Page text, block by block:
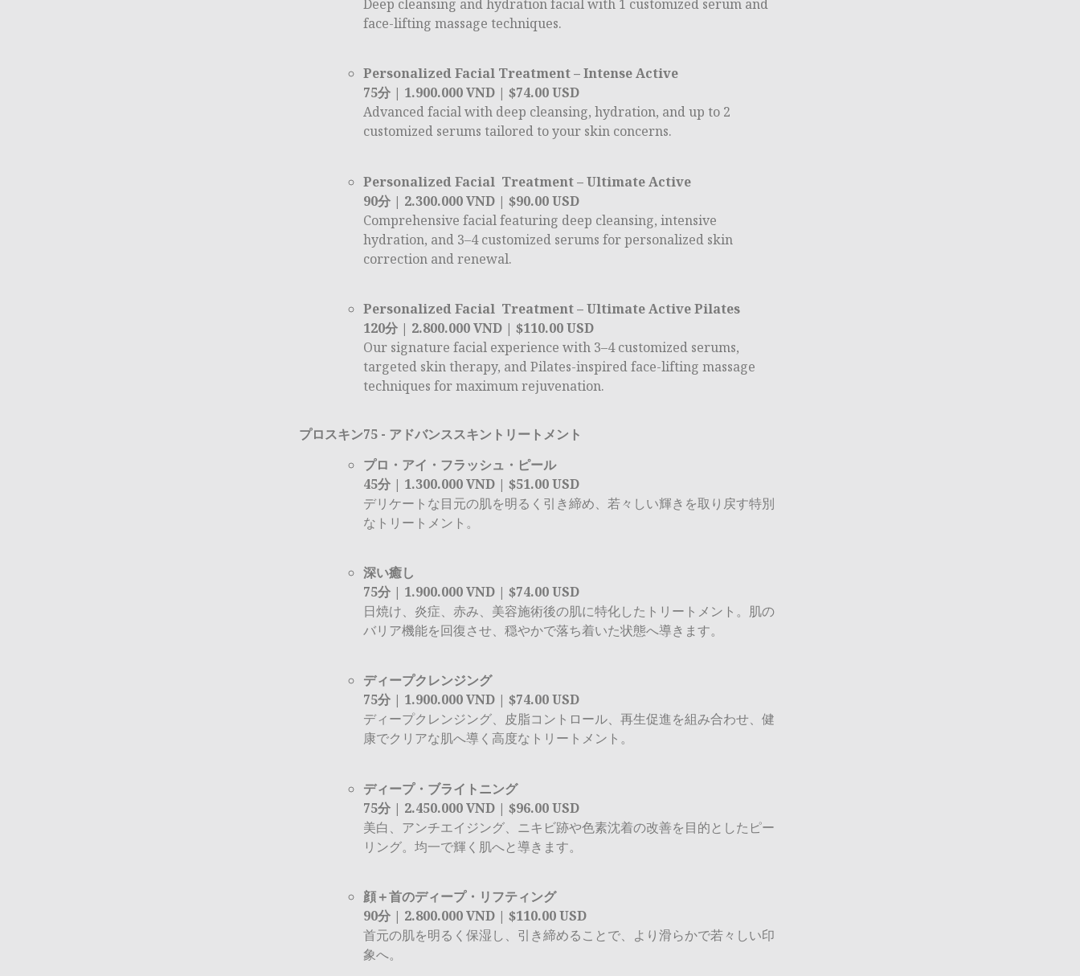
Deep cleansing and hydration facial with 1 customized serum and
face-lifting massage techniques.
Personalized Facial Treatment – Intense Active
75分 | 1.900.000 VND | $74.00 USD
Advanced facial with deep cleansing, hydration, and up to 2
customized serums tailored to your skin concerns.
Personalized Facial Treatment – Ultimate Active
90分 | 2.300.000 VND | $90.00 USD
Comprehensive facial featuring deep cleansing, intensive
hydration, and 3–4 customized serums for personalized skin
correction and renewal.
Personalized Facial Treatment – Ultimate Active Pilates
120分 | 2.800.000 VND | $110.00 USD
Our signature facial experience with 3–4 customized serums,
targeted skin therapy, and Pilates-inspired face-lifting massage
techniques for maximum rejuvenation.
プロスキン75 - アドバンススキントリートメント
プロ・アイ・フラッシュ・ピール
45分 | 1.300.000 VND | $51.00 USD
デリケートな目元の肌を明るく引き締め、若々しい輝きを取り戻す特別
なトリートメント。
深い癒し
75分 | 1.900.000 VND | $74.00 USD
日焼け、炎症、赤み、美容施術後の肌に特化したトリートメント。肌の
バリア機能を回復させ、穏やかで落ち着いた状態へ導きます。
ディープクレンジング
75分 | 1.900.000 VND | $74.00 USD
ディープクレンジング、皮脂コントロール、再生促進を組み合わせ、健
康でクリアな肌へ導く高度なトリートメント。
ディープ・ブライトニング
75分 | 2.450.000 VND | $96.00 USD
美白、アンチエイジング、ニキビ跡や色素沈着の改善を目的としたピー
リング。均一で輝く肌へと導きます。
顔＋首のディープ・リフティング
90分 | 2.800.000 VND | $110.00 USD
首元の肌を明るく保湿し、引き締めることで、より滑らかで若々しい印
象へ。